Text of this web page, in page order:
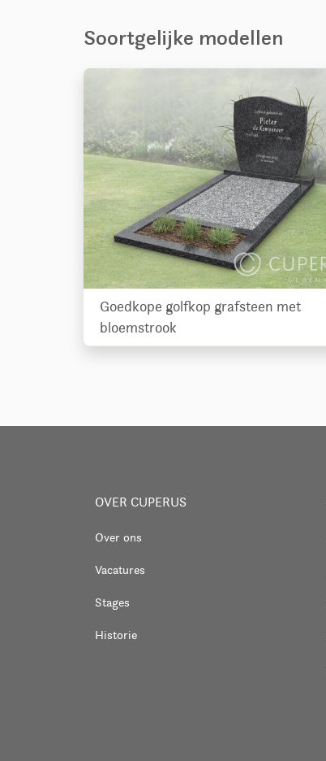
Soortgelijke modellen
Goedkope golfkop grafsteen met
bloemstrook
OVER CUPERUS
Over ons
Vacatures
Stages
Historie